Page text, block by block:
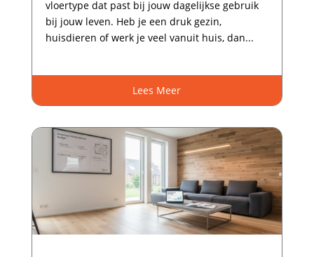
vloertype dat past bij jouw dagelijkse gebruik
bij jouw leven.​ Heb je een druk gezin,
huisdieren of werk je veel vanuit huis, dan...
Lees Meer